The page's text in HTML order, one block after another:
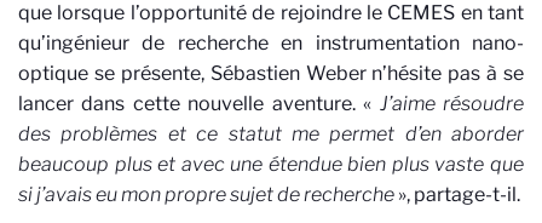
que lorsque l’opportunité de rejoindre le CEMES en tant
qu’ingénieur de recherche en instrumentation nano-
optique se présente, Sébastien Weber n’hésite pas à se
lancer dans cette nouvelle aventure. « J’aime résoudre
des problèmes et ce statut me permet d’en aborder
beaucoup plus et avec une étendue bien plus vaste que
si j’avais eu mon propre sujet de recherche », partage-t-il.